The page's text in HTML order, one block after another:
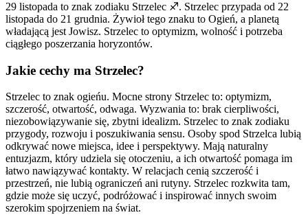
29 listopada to znak zodiaku Strzelec ♐. Strzelec przypada od 22
listopada do 21 grudnia. Żywioł tego znaku to Ogień, a planetą
władającą jest Jowisz. Strzelec to optymizm, wolność i potrzeba
ciągłego poszerzania horyzontów.
Jakie cechy ma Strzelec?
Strzelec to znak ogieńu. Mocne strony Strzelec to: optymizm,
szczerość, otwartość, odwaga. Wyzwania to: brak cierpliwości,
niezobowiązywanie się, zbytni idealizm. Strzelec to znak zodiaku
przygody, rozwoju i poszukiwania sensu. Osoby spod Strzelca lubią
odkrywać nowe miejsca, idee i perspektywy. Mają naturalny
entuzjazm, który udziela się otoczeniu, a ich otwartość pomaga im
łatwo nawiązywać kontakty. W relacjach cenią szczerość i
przestrzeń, nie lubią ograniczeń ani rutyny. Strzelec rozkwita tam,
gdzie może się uczyć, podróżować i inspirować innych swoim
szerokim spojrzeniem na świat.